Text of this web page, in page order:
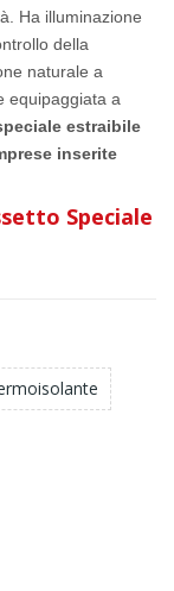
Ha illuminazione
della
naturale a
equipaggiata a
estraibile
inserite
Speciale